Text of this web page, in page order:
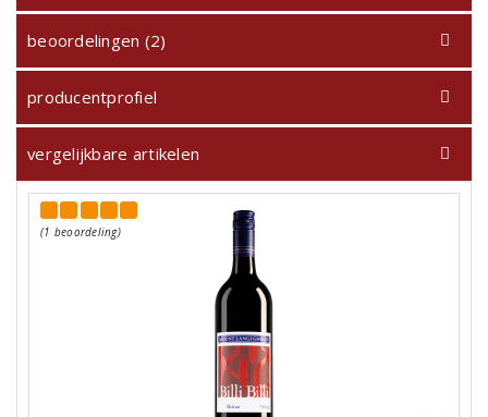
beoordelingen (2)
producentprofiel
vergelijkbare artikelen
(1 beoordeling)